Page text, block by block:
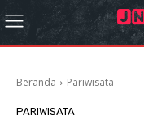
Beranda Pariwisata
PARIWISATA